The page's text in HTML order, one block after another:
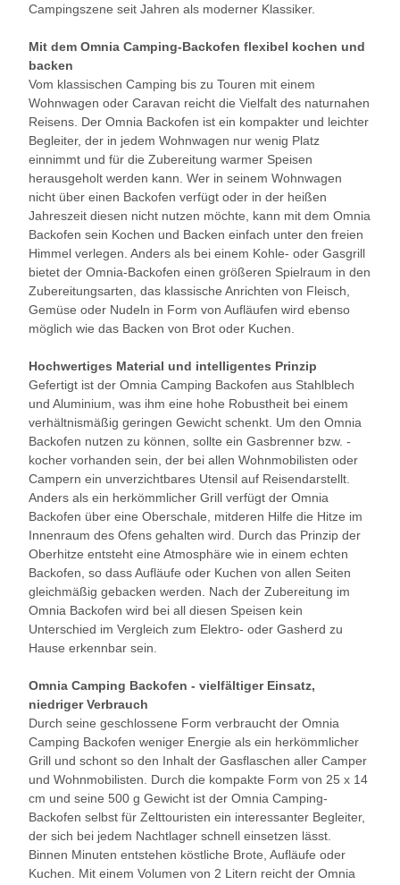
Campingszene seit Jahren als moderner Klassiker.
Mit dem Omnia Camping-Backofen flexibel kochen und
backen
Vom klassischen Camping bis zu Touren mit einem
Wohnwagen oder Caravan reicht die Vielfalt des naturnahen
Reisens. Der Omnia Backofen ist ein kompakter und leichter
Begleiter, der in jedem Wohnwagen nur wenig Platz
einnimmt und für die Zubereitung warmer Speisen
herausgeholt werden kann. Wer in seinem Wohnwagen
nicht über einen Backofen verfügt oder in der heißen
Jahreszeit diesen nicht nutzen möchte, kann mit dem Omnia
Backofen sein Kochen und Backen einfach unter den freien
Himmel verlegen. Anders als bei einem Kohle- oder Gasgrill
bietet der Omnia-Backofen einen größeren Spielraum in den
Zubereitungsarten, das klassische Anrichten von Fleisch,
Gemüse oder Nudeln in Form von Aufläufen wird ebenso
möglich wie das Backen von Brot oder Kuchen.
Hochwertiges Material und intelligentes Prinzip
Gefertigt ist der Omnia Camping Backofen aus Stahlblech
und Aluminium, was ihm eine hohe Robustheit bei einem
verhältnismäßig geringen Gewicht schenkt. Um den Omnia
Backofen nutzen zu können, sollte ein Gasbrenner bzw. -
kocher vorhanden sein, der bei allen Wohnmobilisten oder
Campern ein unverzichtbares Utensil auf Reisendarstellt.
Anders als ein herkömmlicher Grill verfügt der Omnia
Backofen über eine Oberschale, mitderen Hilfe die Hitze im
Innenraum des Ofens gehalten wird. Durch das Prinzip der
Oberhitze entsteht eine Atmosphäre wie in einem echten
Backofen, so dass Aufläufe oder Kuchen von allen Seiten
gleichmäßig gebacken werden. Nach der Zubereitung im
Omnia Backofen wird bei all diesen Speisen kein
Unterschied im Vergleich zum Elektro- oder Gasherd zu
Hause erkennbar sein.
Omnia Camping Backofen - vielfältiger Einsatz,
niedriger Verbrauch
Durch seine geschlossene Form verbraucht der Omnia
Camping Backofen weniger Energie als ein herkömmlicher
Grill und schont so den Inhalt der Gasflaschen aller Camper
und Wohnmobilisten. Durch die kompakte Form von 25 x 14
cm und seine 500 g Gewicht ist der Omnia Camping-
Backofen selbst für Zelttouristen ein interessanter Begleiter,
der sich bei jedem Nachtlager schnell einsetzen lässt.
Binnen Minuten entstehen köstliche Brote, Aufläufe oder
Kuchen. Mit einem Volumen von 2 Litern reicht der Omnia